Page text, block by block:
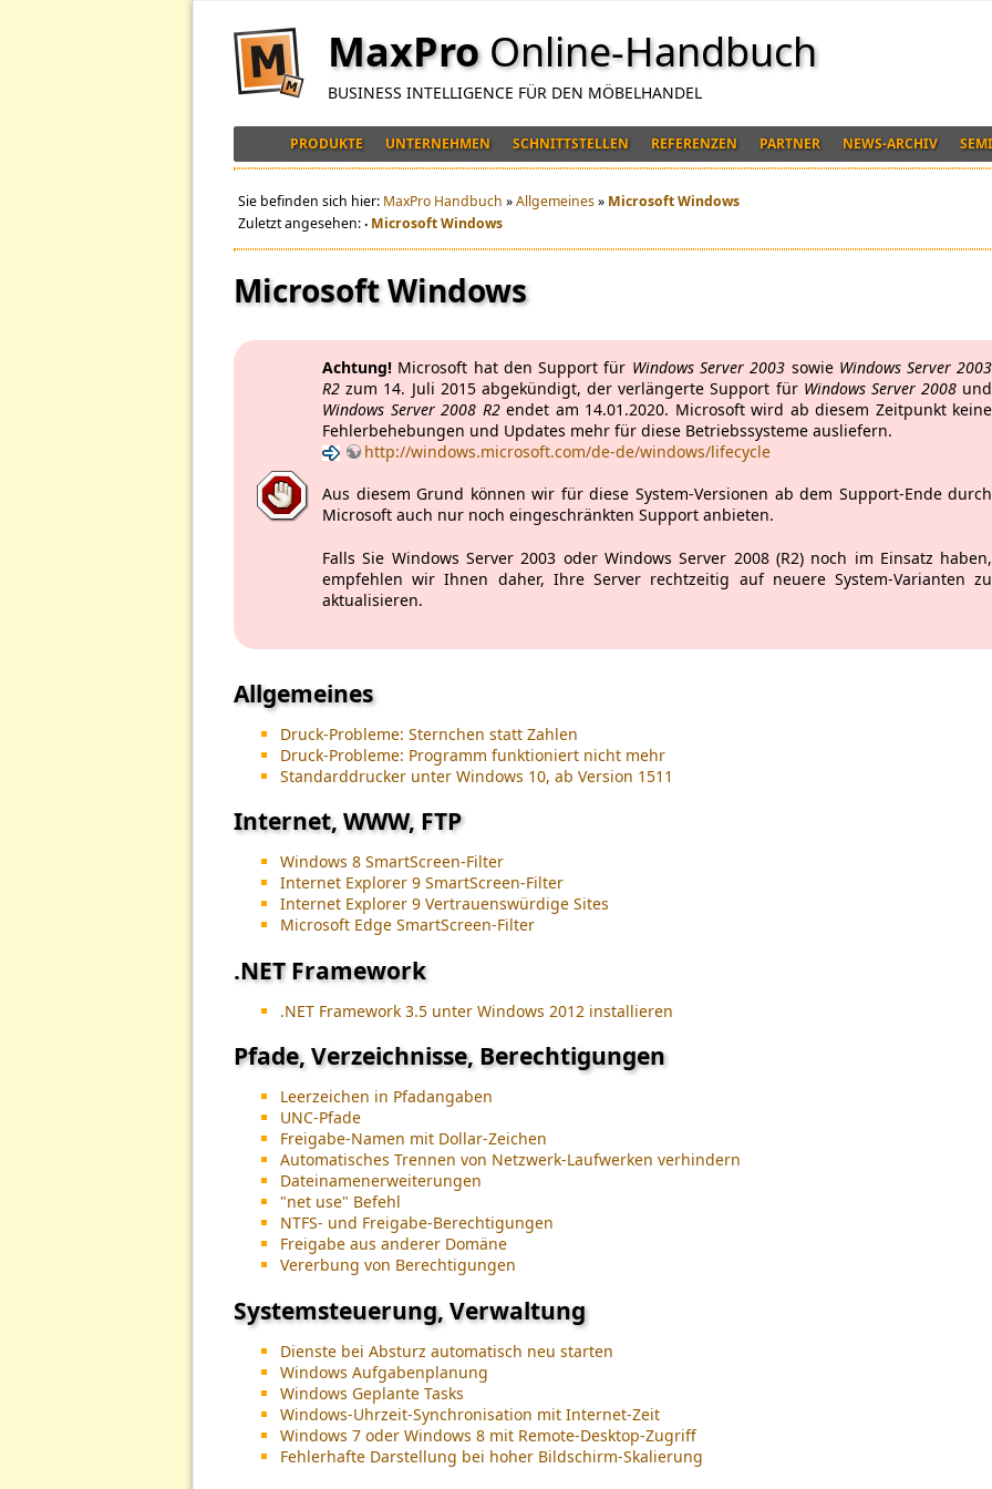
MaxPro Online-Handbuch
BUSINESS INTELLIGENCE FÜR DEN MÖBELHANDEL
PRODUKTE UNTERNEHMEN SCHNITTSTELLEN REFERENZEN PARTNER NEWS-ARCHIV
Sie befinden sich hier: MaxPro Handbuch »Allgemeines» Microsoft Windows
Zuletzt angesehen: • Microsoft Windows
Microsoft Windows
Achtung! Microsoft hat den Support für Windows Server 2003 sowie Windows Server 2003
R2 zum 14. Juli 2015 abgekündigt, der verlängerte Support für Windows Server 2008 und
Windows Server 2008 R2endet am 14.01.2020. Microsoft wird ab diesem Zeitpunkt keine
Fehlerbehebungen und Updates mehr für diese Betriebssysteme ausliefern.
http://windows.microsoft.com/de-de/windows/lifecycle
Aus diesem Grund können wir für diese System-Versionen ab dem Support-Ende durch
Microsoft auch nur noch eingeschränkten Support anbieten.
Falls Sie Windows Server 2003 oder Windows Server 2008 (R2) noch im Einsatz haben,
empfehlen wir Ihnen daher, Ihre Server rechtzeitig auf neuere System-Varianten zu
aktualisieren.
Allgemeines
Druck-Probleme: Sternchen statt Zahlen
Druck-Probleme: Programm funktioniert nicht mehr
Standarddrucker unter Windows 10, ab Version 1511
Internet, WWW, FTP
Windows 8 SmartScreen-Filter
Internet Explorer 9 SmartScreen-Filter
Internet Explorer 9 Vertrauenswürdige Sites
Microsoft Edge SmartScreen-Filter
.NET Framework
.NET Framework 3.5 unter Windows 2012 installieren
Pfade, Verzeichnisse, Berechtigungen
Leerzeichen in Pfadangaben
UNC-Pfade
Freigabe-Namen mit Dollar-Zeichen
Automatisches Trennen von Netzwerk-Laufwerken verhindern
Dateinamenerweiterungen
"net use" Befehl
NTFS- und Freigabe-Berechtigungen
Freigabe aus anderer Domäne
Vererbung von Berechtigungen
Systemsteuerung, Verwaltung
Dienste bei Absturz automatisch neu starten
Windows Aufgabenplanung
Windows Geplante Tasks
Windows-Uhrzeit-Synchronisation mit Internet-Zeit
Windows 7 oder Windows 8 mit Remote-Desktop-Zugriff
Fehlerhafte Darstellung bei hoher Bildschirm-Skalierung